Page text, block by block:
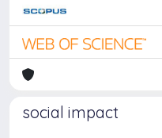
social impact